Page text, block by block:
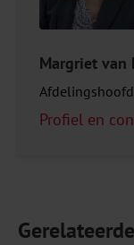
Margriet van
Afdelingshoofd
Profiel en